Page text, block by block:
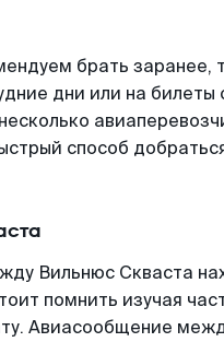
брать заранее,
дни или на билеты
способ
Вильнюс Скваста
помнить изучая
Авиасообщение